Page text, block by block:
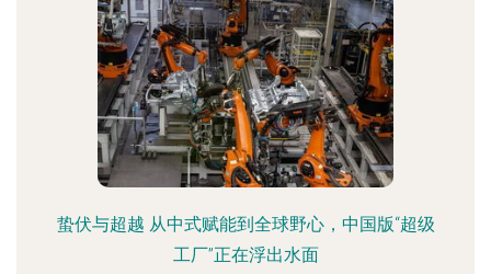
蛰伏与超越 从中式赋能到全球野心，中国版“超级
工厂”正在浮出水面